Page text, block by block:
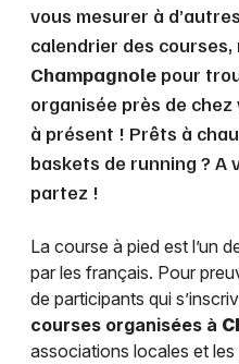
vous mesurer à
calendrier des
Champagnole pour
organisée près de
à présent ! Prêts à
baskets de running ? A
partez !
La course à pied est l’un
par les français. Pour
de participants qui
courses organisées à
associations locales et les